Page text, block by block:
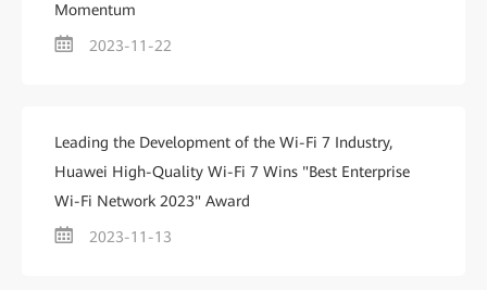
Momentum
2023-11-22
Leading the Development of the Wi-Fi 7 Industry,
Huawei High-Quality Wi-Fi 7 Wins "Best Enterprise
Wi-Fi Network 2023" Award
2023-11-13